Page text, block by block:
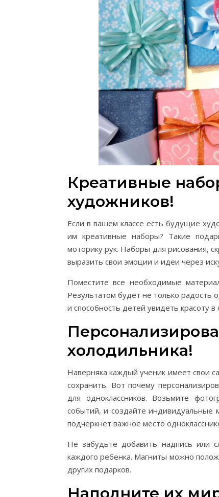
Креативные
художников!
Если в вашем классе есть будущие
им креативные наборы? Такие
моторику рук. Наборы для рисования,
выразить свои эмоции и идеи через
Поместите все необходимые
Результатом будет не только
и способность детей увидеть красоту
холодильника!
Наверняка каждый ученик имеет свои
сохранить. Вот почему
для одноклассников. Возьмите
событий, и создайте индивидуальные
подчеркнет важное место
Не забудьте добавить надпись или
каждого ребенка. Магниты можно
других подарков.